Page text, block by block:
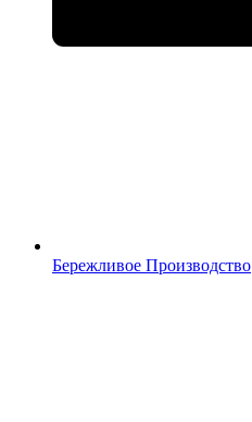
Бережливое Производство